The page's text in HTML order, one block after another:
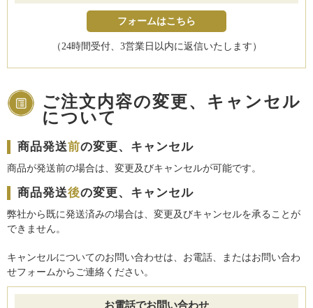
フォームはこちら
（24時間受付、3営業日以内に返信いたします）
ご注文内容の変更、キャンセル
について
商品発送前の変更、キャンセル
商品が発送前の場合は、変更及びキャンセルが可能です。
商品発送後の変更、キャンセル
弊社から既に発送済みの場合は、変更及びキャンセルを承ることが
できません。
キャンセルについてのお問い合わせは、お電話、またはお問い合わ
せフォームからご連絡ください。
お電話でお問い合わせ